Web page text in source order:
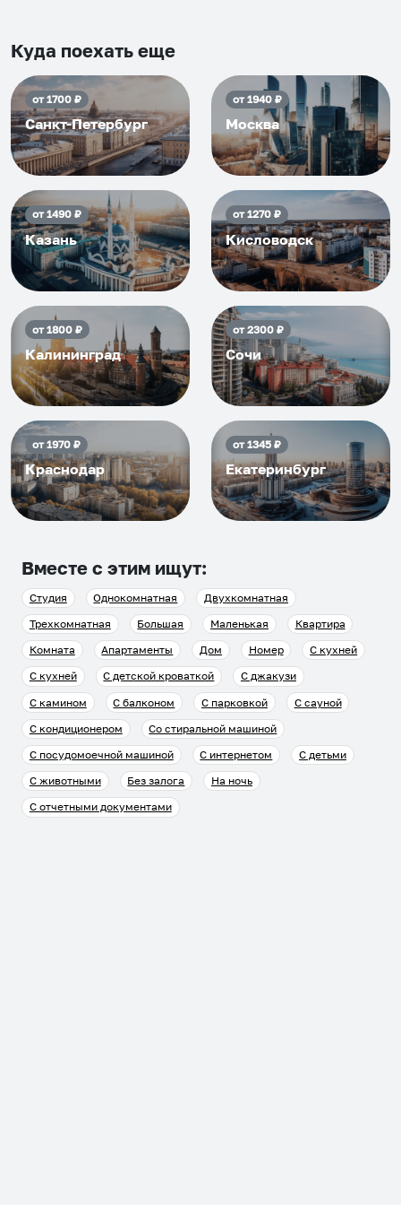
приезжать еще...
Куда поехать еще
от1700₽
Санкт-Петербург
от1940₽
Москва
от1490₽
Казань
от1270₽
Кисловодск
от1800₽
Калининград
от2300₽
Сочи
от1970₽
Краснодар
от1345₽
Екатеринбург
Вместе с этим ищут:
Студия Однокомнатная
Двухкомнатная
Трехкомнатная
Большая Маленькая
Квартира
Комната
Апартаменты Дом Номер
С кухней
С кухней
С детской кроваткой
С джакузи
С камином
С балконом С парковкой
С сауной
С кондиционером
Со стиральной машиной
С посудомоечной машиной
С интернетом
С детьми
С животными
Без залога
На ночь
С отчетными документами